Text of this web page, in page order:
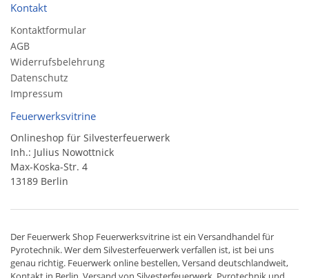
Kontakt
Kontaktformular
AGB
Widerrufsbelehrung
Datenschutz
Impressum
Feuerwerksvitrine
Onlineshop für Silvesterfeuerwerk
Inh.: Julius Nowottnick
Max-Koska-Str. 4
13189 Berlin
Der Feuerwerk Shop Feuerwerksvitrine ist ein Versandhandelfür
Pyrotechnik. Wer dem Silvesterfeuerwerk verfallen ist, ist bei uns
genau richtig. Feuerwerk online bestellen,Versand deutschlandweit,